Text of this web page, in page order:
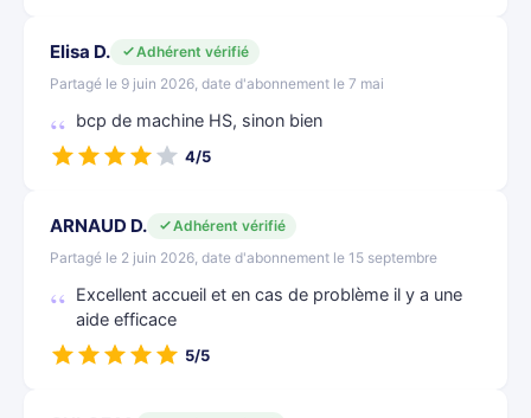
Elisa D.
Adhérent vérifié
Partagé le 9 juin 2026, date d'abonnement le 7 mai
bcp de machine HS, sinon bien
4/5
ARNAUD D.
Adhérent vérifié
Partagé le 2 juin 2026, date d'abonnement le 15 septembre
Excellent accueil et en cas de problème il y a une
aide efficace
5/5